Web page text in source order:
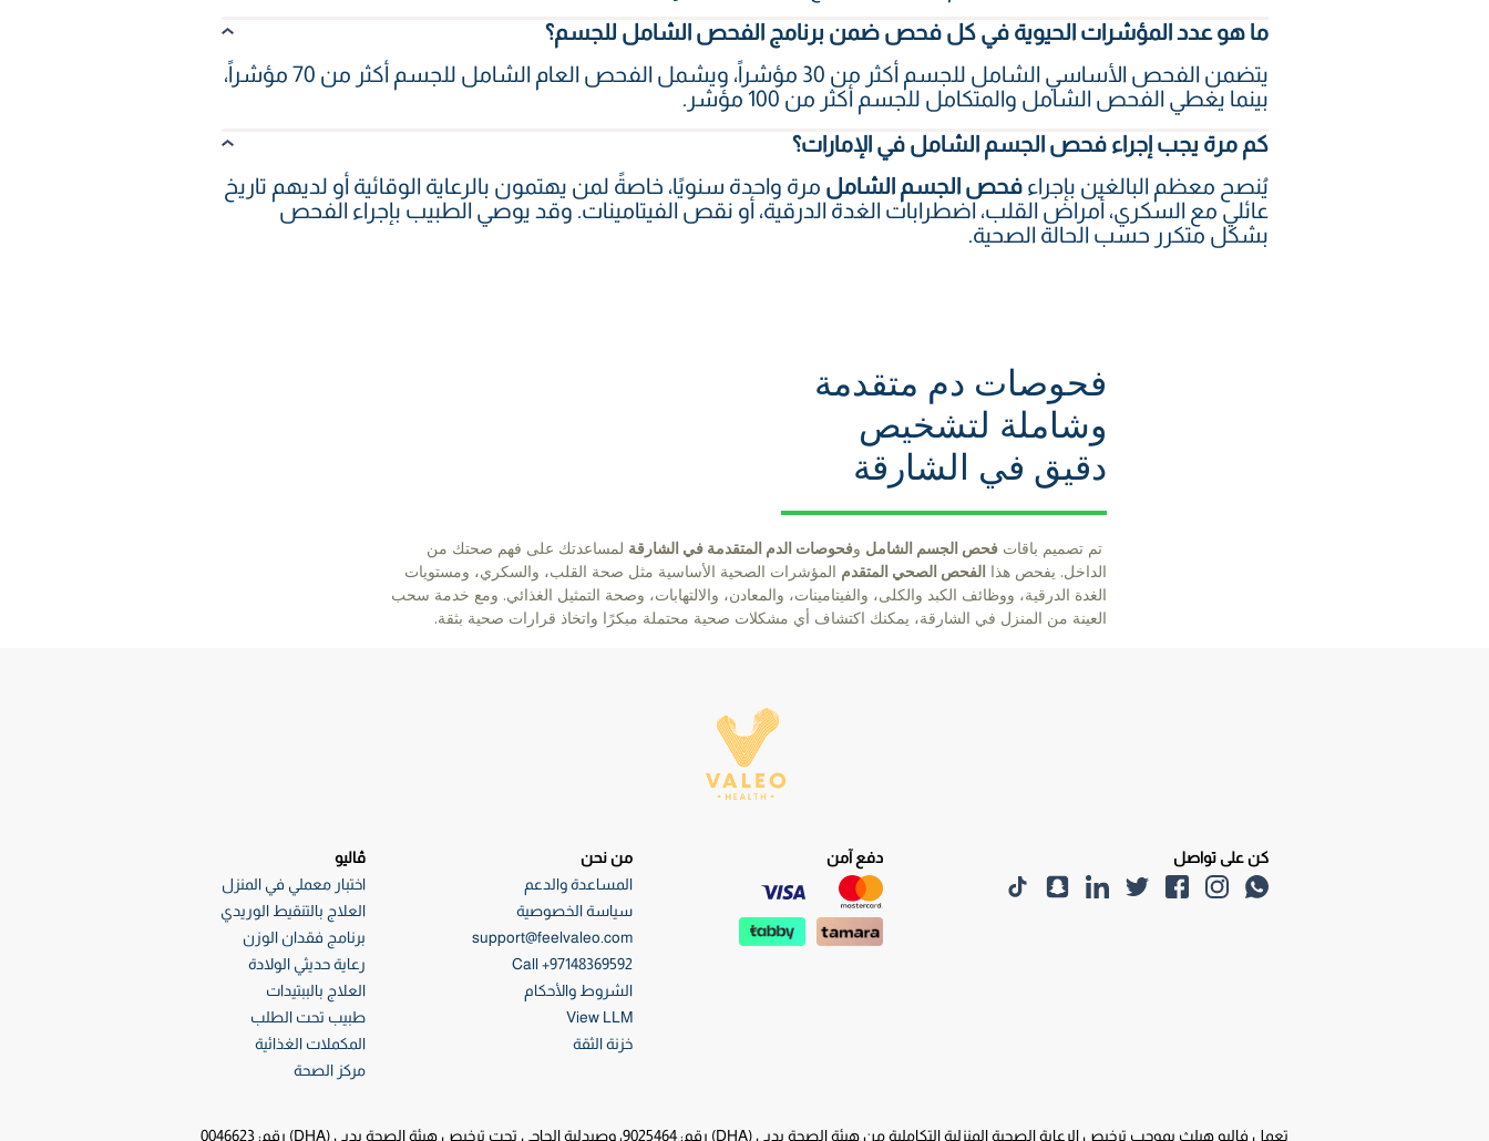
ما هو عدد المؤشرات الحيوية في كل فحص ضمن برنامج الفحص الشامل للجسم؟
يتضمن الفحص الأساسي الشامل للجسم أكثر من 30 مؤشراً، ويشمل الفحص العام الشامل للجسم أكثر من 70 مؤشراً،
بينما يغطي الفحص الشامل والمتكامل للجسم أكثر من 100 مؤشر.
كم مرة يجب إجراء فحص الجسم الشامل في الإمارات؟
يُنصح معظم البالغين بإجراءفحص الجسم الشامل مرة واحدة سنويًا، خاصةً لمن يهتمون بالرعاية الوقائية أو لديهم تاريخ
عائلي مع السكري، أمراض القلب، اضطرابات الغدة الدرقية، أو نقص الفيتامينات. وقد يوصي الطبيب بإجراء الفحص
بشكل متكرر حسب الحالة الصحية.
فحوصات دم متقدمة
وشاملة لتشخيص
دقيق في الشارقة
تم تصميم باقات فحص الجسم الشامل وفحوصات الدم المتقدمة في الشارقة لمساعدتك على فهم صحتك من
الداخل. يفحص هذا الفحص الصحي المتقدم المؤشرات الصحية الأساسية مثل صحة القلب، والسكري، ومستويات
الغدة الدرقية، ووظائف الكبد والكلى، والفيتامينات، والمعادن، والالتهابات، وصحة التمثيل الغذائي. ومع خدمة سحب
العينة من المنزل في الشارقة، يمكنك اكتشاف أي مشكلات صحية محتملة مبكرًا واتخاذ قرارات صحية بثقة.
ڤاليو
اختبار معملي في المنزل
العلاج بالتنقيط الوريدي
برنامج فقدان الوزن
رعاية حديثي الولادة
العلاج بالببتيدات
طبيب تحت الطلب
المكملات الغذائية
مركز الصحة
من نحن
المساعدة والدعم
سياسة الخصوصية
support@feelvaleo.com
Call +97148369592
الشروط والأحكام
View LLM
خزنة الثقة
دفع آمن كن على تواصل
تعمل فاليو هيلث بموجب ترخيص الرعاية الصحية المنزلية التكاملية من هيئة الصحة بدبي (DHA) رقم: 9025464، وصيدلية الحاجي تحت ترخيص هيئة الصحة بدبي (DHA) رقم: 0046623